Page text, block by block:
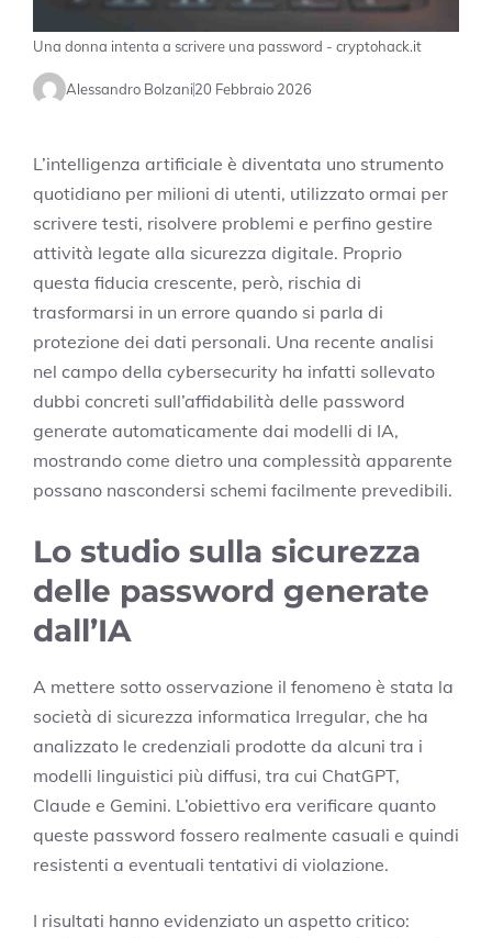
Una donna intenta a scrivere una password - cryptohack.it
Alessandro Bolzani20 Febbraio 2026
L’intelligenza artificiale è diventata uno strumento
quotidiano per milioni di utenti, utilizzato ormai per
scrivere testi, risolvere problemi e perfino gestire
attività legate alla sicurezza digitale. Proprio
questa fiducia crescente, però, rischia di
trasformarsi in un errore quando si parla di
protezione dei dati personali. Una recente analisi
nel campo della cybersecurity ha infatti sollevato
dubbi concreti sull’affidabilità delle password
generate automaticamente dai modelli di IA,
mostrando come dietro una complessità apparente
possano nascondersi schemi facilmente prevedibili.
Lo studio sulla sicurezza
delle password generate
dall’IA
A mettere sotto osservazione il fenomeno è stata la
società di sicurezza informatica Irregular, che ha
analizzato le credenziali prodotte da alcuni tra i
modelli linguistici più diffusi, tra cui ChatGPT,
Claude e Gemini. L’obiettivo era verificare quanto
queste password fossero realmente casuali e quindi
resistenti a eventuali tentativi di violazione.
I risultati hanno evidenziato un aspetto critico: